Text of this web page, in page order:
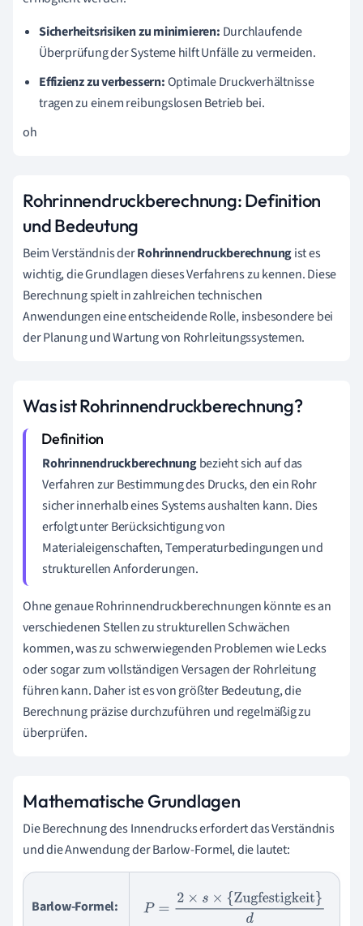
Sicherheitsrisiken zu minimieren: Durchlaufende
Überprüfung der Systeme hilft Unfälle zu vermeiden.
Effizienz zu verbessern:Optimale Druckverhältnisse
tragen zu einem reibungslosen Betrieb bei.
oh
Rohrinnendruckberechnung: Definition
und Bedeutung
Beim Verständnis derRohrinnendruckberechnungist es
wichtig, die Grundlagen dieses Verfahrens zu kennen. Diese
Berechnung spielt in zahlreichen technischen
Anwendungen eine entscheidende Rolle, insbesondere bei
der Planung und Wartung von Rohrleitungssystemen.
Was ist Rohrinnendruckberechnung?
Rohrinnendruckberechnungbezieht sich auf das
Verfahren zur Bestimmung des Drucks, den ein Rohr
sicher innerhalb eines Systems aushalten kann. Dies
erfolgt unter Berücksichtigung von
Materialeigenschaften, Temperaturbedingungen und
strukturellen Anforderungen.
Ohne genaue Rohrinnendruckberechnungen könnte es an
verschiedenen Stellen zu strukturellen Schwächen
kommen, was zu schwerwiegenden Problemen wie Lecks
oder sogar zum vollständigen Versagen der Rohrleitung
führen kann. Daher ist es von größter Bedeutung, die
Berechnung präzise durchzuführen und regelmäßig zu
überprüfen.
Mathematische Grundlagen
Die Berechnung des Innendrucks erfordert das Verständnis
und die Anwendung der Barlow-Formel, die lautet:
Barlow-Formel: P= 2× s× {Zugfestigkeit}d